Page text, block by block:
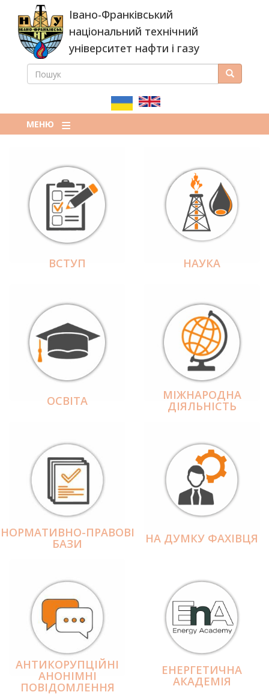
основного
вмісту
Івано-Франківський
національний технічний
університет нафти і газу
ПОШУКОВА
ПОШУК Пошук
МЕНЮ
ВСТУП НАУКА
ОСВІТА МІЖНАРОДНА
ДІЯЛЬНІCТЬ
НОРМАТИВНО-ПРАВОВІ
БАЗИ НА ДУМКУ ФАХІВЦЯ
АНТИКОРУПЦІЙНІ
АНОНІМНІ
ПОВІДОМЛЕННЯ
ЕНЕРГЕТИЧНА
АКАДЕМІЯ